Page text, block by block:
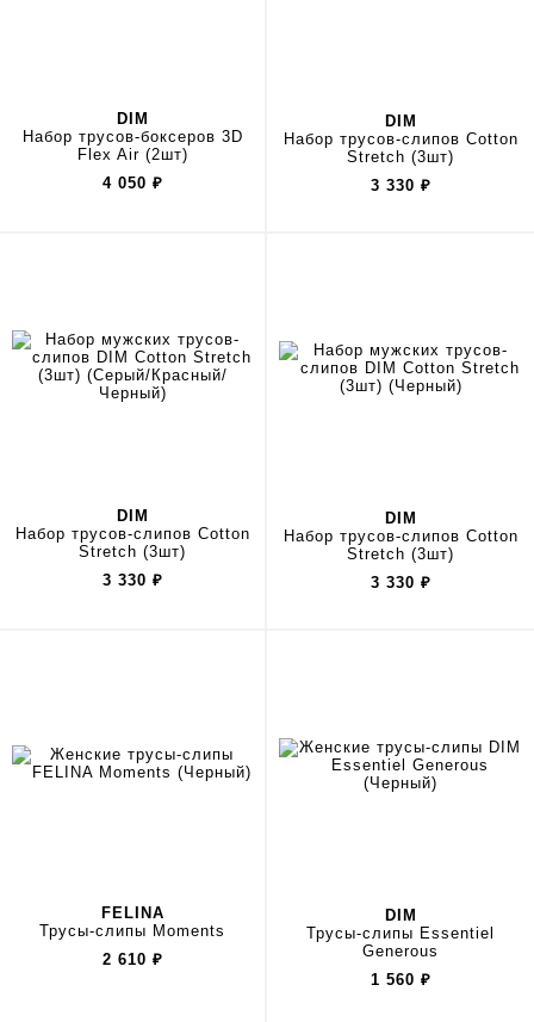
DIM
Набор трусов-боксеров 3D
Flex Air (2шт)
4 050 ₽
DIM
Набор трусов-слипов Cotton
Stretch (3шт)
3 330 ₽
DIM
Набор трусов-слипов Cotton
Stretch (3шт)
3 330 ₽
DIM
Набор трусов-слипов Cotton
Stretch (3шт)
3 330 ₽
FELINA
Трусы-слипы Moments
2 610 ₽
DIM
Трусы-слипы Essentiel
Generous
1 560 ₽